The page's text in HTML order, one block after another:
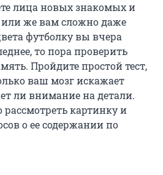
лица новых знакомых и
или же вам сложно даже
футболку вы вчера
то пора проверить
Пройдите простой тест,
ваш мозг искажает
ли внимание на детали.
картинку и
о ее содержании по